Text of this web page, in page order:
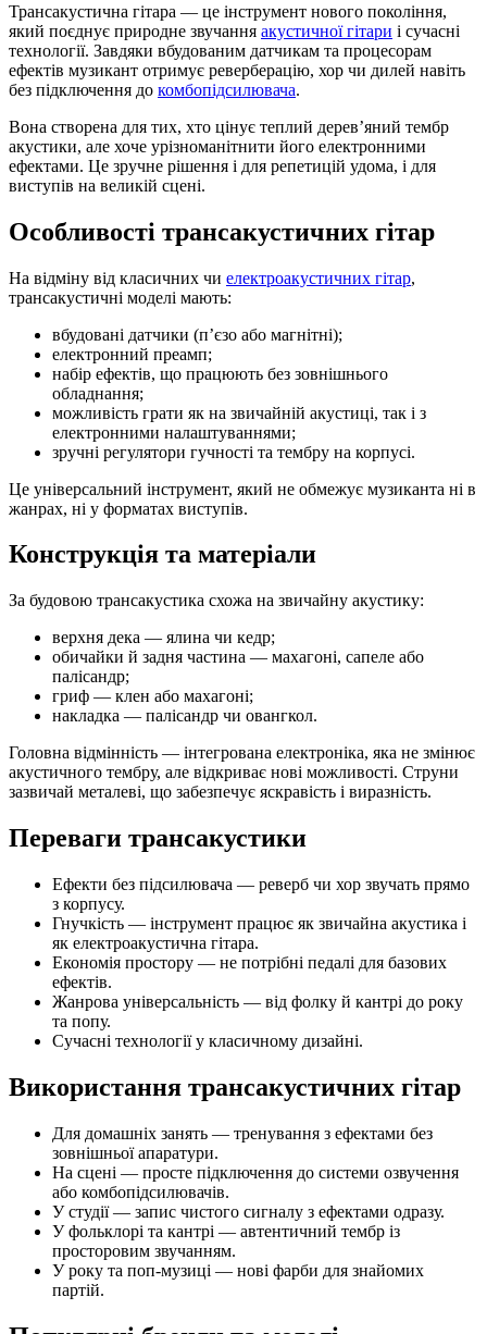
Трансакустична гітара — це інструмент нового покоління,
який поєднує природне звучання акустичної гітари і сучасні
технології. Завдяки вбудованим датчикам та процесорам
ефектів музикант отримує реверберацію, хор чи дилей навіть
без підключення до комбопідсилювача.
Вона створена для тих, хто цінує теплий дерев’яний тембр
акустики, але хоче урізноманітнити його електронними
ефектами. Це зручне рішення і для репетицій удома, і для
виступів на великій сцені.
Особливості трансакустичних гітар
На відміну від класичних чи електроакустичних гітар,
трансакустичні моделі мають:
вбудовані датчики (п’єзо або магнітні);
електронний преамп;
набір ефектів, що працюють без зовнішнього
обладнання;
можливість грати як на звичайній акустиці, так і з
електронними налаштуваннями;
зручні регулятори гучності та тембру на корпусі.
Це універсальний інструмент, який не обмежує музиканта ні в
жанрах, ні у форматах виступів.
Конструкція та матеріали
За будовою трансакустика схожа на звичайну акустику:
верхня дека — ялина чи кедр;
обичайки й задня частина — махагоні, сапеле або
палісандр;
гриф — клен або махагоні;
накладка — палісандр чи овангкол.
Головна відмінність — інтегрована електроніка, яка не змінює
акустичного тембру, але відкриває нові можливості. Струни
зазвичай металеві, що забезпечує яскравість і виразність.
Переваги трансакустики
Ефекти без підсилювача — реверб чи хор звучать прямо
з корпусу.
Гнучкість — інструмент працює як звичайна акустика і
як електроакустична гітара.
Економія простору — не потрібні педалі для базових
ефектів.
Жанрова універсальність — від фолку й кантрі до року
та попу.
Сучасні технології у класичному дизайні.
Використання трансакустичних гітар
Для домашніх занять — тренування з ефектами без
зовнішньої апаратури.
На сцені — просте підключення до системи озвучення
або комбопідсилювачів.
У студії — запис чистого сигналу з ефектами одразу.
У фольклорі та кантрі — автентичний тембр із
просторовим звучанням.
У року та поп-музиці — нові фарби для знайомих
партій.